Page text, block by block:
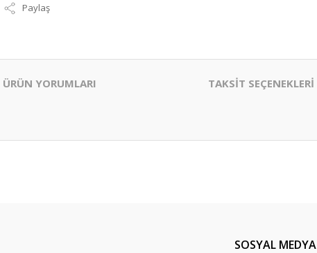
Paylaş
ÜRÜN YORUMLARI TAKSİT SEÇENEKLERİ
SOSYAL MEDYA